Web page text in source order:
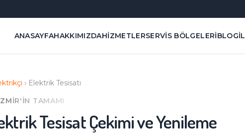
ANASAYFAHAKKIMIZDAHIZMETLERSERVIS BÖLGELERIBLOG
› Elektrik Tesisatı
TAMAMI
Tesisat Çekimi ve Yenileme